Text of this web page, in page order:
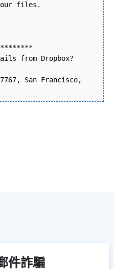
files.
********
from Dropbox?
San Francisco,
件詐騙